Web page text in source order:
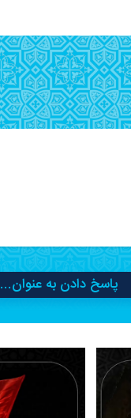
پاسخ دادن به عنوان...